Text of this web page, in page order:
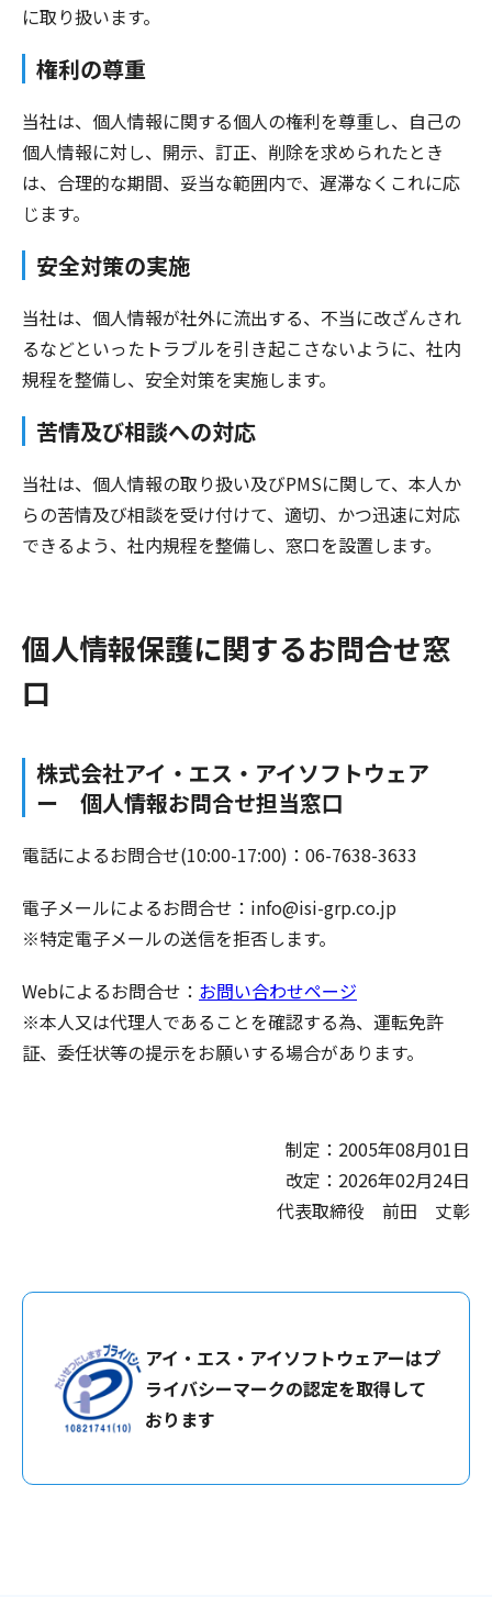
に取り扱います。
権利の尊重
当社は、個人情報に関する個人の権利を尊重し、自己の
個人情報に対し、開示、訂正、削除を求められたとき
は、合理的な期間、妥当な範囲内で、遅滞なくこれに応
じます。
安全対策の実施
当社は、個人情報が社外に流出する、不当に改ざんされ
るなどといったトラブルを引き起こさないように、社内
規程を整備し、安全対策を実施します。
苦情及び相談への対応
当社は、個人情報の取り扱い及びPMSに関して、本人か
らの苦情及び相談を受け付けて、適切、かつ迅速に対応
できるよう、社内規程を整備し、窓口を設置します。
個人情報保護に関するお問合せ窓
口
株式会社アイ・エス・アイソフトウェア
ー 個人情報お問合せ担当窓口
電話によるお問合せ(10:00-17:00)：06-7638-3633
電子メールによるお問合せ：info@isi-grp.co.jp
※特定電子メールの送信を拒否します。
Webによるお問合せ： お問い合わせページ
※本人又は代理人であることを確認する為、運転免許
証、委任状等の提示をお願いする場合があります。
制定：2005年08月01日
改定：2026年02月24日
代表取締役 前田 丈彰
アイ・エス・アイソフトウェアーはプ
ライバシーマークの認定を取得して
おります